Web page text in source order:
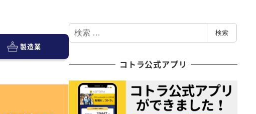
製造業
検
索
検索
コトラ公式アプリ